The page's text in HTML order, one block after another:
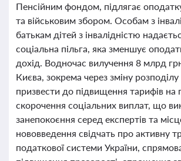
Пенсійним фондом, підлягає
та військовим збором. Особам з
батькам дітей з інвалідністю
соціальна пільга, яка зменшує
дохід. Водночас вилучення 8 млрд
Києва, зокрема через зміну
призвести до підвищення тарифів на
скорочення соціальних виплат, що
занепокоєння серед експертів та
нововведення свідчать про активну
податкової системи України,